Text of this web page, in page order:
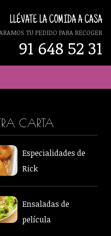
LLÉVATE LA COMIDA A CASA
TU PEDIDO PARA RECOGER
91 648 52 31
CARTA
Especialidades de
Rick
Ensaladas de
película